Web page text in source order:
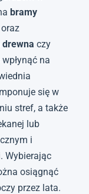
bramy
czy
na
się w
stref, a także
lub
i
Wybierając
osiągnąć
przez lata.